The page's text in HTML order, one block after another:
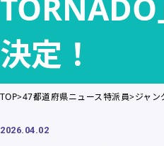
決定！
TOP 47都道府県ニュース特派員 ジャ
2026.04.02